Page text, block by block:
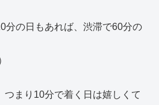
分の日もあれば、渋滞で60分の
つまり10分で着く日は嬉しくて